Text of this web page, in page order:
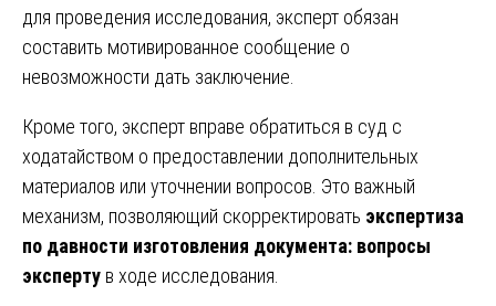
для проведения исследования, эксперт обязан
составить мотивированное сообщение о
невозможности дать заключение.
Кроме того, эксперт вправе обратиться в суд с
ходатайством о предоставлении дополнительных
материалов или уточнении вопросов. Это важный
механизм, позволяющий скорректировать экспертиза
по давности изготовления документа: вопросы
эксперту в ходе исследования.